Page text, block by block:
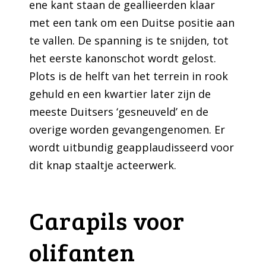
ene kant staan de geallieerden klaar
met een tank om een Duitse positie aan
te vallen. De spanning is te snijden, tot
het eerste kanonschot wordt gelost.
Plots is de helft van het terrein in rook
gehuld en een kwartier later zijn de
meeste Duitsers ‘gesneuveld’ en de
overige worden gevangengenomen. Er
wordt uitbundig geapplaudisseerd voor
dit knap staaltje acteerwerk.
Carapils voor
olifanten